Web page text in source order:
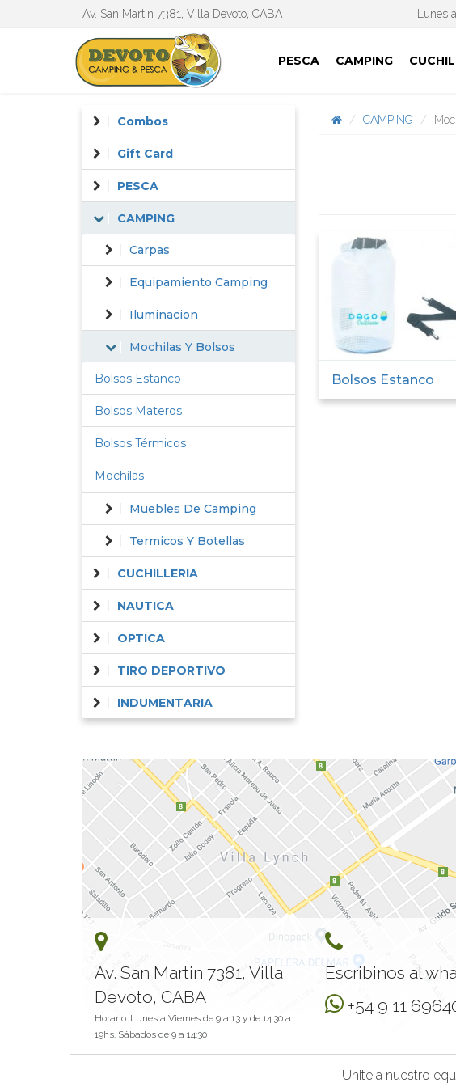
Av. San Martin 7381, Villa Devoto, CABA Lunes
PESCA CAMPING
CAMPING
Bolsos Estanco
Combos
Gift Card
PESCA
CAMPING
Carpas
Equipamiento Camping
Iluminacion
Mochilas Y Bolsos
Bolsos Estanco
Bolsos Materos
Bolsos Térmicos
Mochilas
Muebles De Camping
Termicos Y Botellas
CUCHILLERIA
NAUTICA
OPTICA
TIRO DEPORTIVO
INDUMENTARIA
Av. San Martin 7381, Villa
Devoto, CABA
Horario: Lunes a Viernes de 9 a 13 y de 14:30 a
19hs. Sábados de 9 a 14:30
Escribinos al
+54 9 11
Unite a nuestro